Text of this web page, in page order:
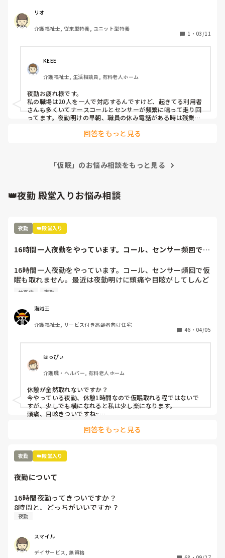
明け⇒残業の日は、少しでも寝れてないと地獄だ🤪🤪
同じ夜勤の方、あと少しで朝です🔥
リオ
介護福祉士, 従来型特養, ユニット型特養
1 ・ 03/11
KEEE
介護福祉士, 生活相談員, 有料老人ホーム
夜勤お疲れ様です。
私の職場は20人を一人で対応するんですけど、起きてる利用者
さんも多くいてナースコールとセンサーが頻繁に鳴って走り回
ってます。夜勤明けの早朝、職員の休み電話がある時は残業確
回答をもっと見る
「仮眠」のお悩み相談をもっと見る
👑夜勤 殿堂入りお悩み相談
夜勤 👑殿堂入り
16時間一人夜勤をやっています。コール、センサー頻回で仮
16時間一人夜勤をやっています。コール、センサー頻回で仮
眠も取れません。最近は夜勤明けに頭痛や目眩がしてしんど
いです(--;)
サ高住 夜勤
海賊王
介護福祉士, サービス付き高齢者向け住宅
46 ・ 04/05
はっぴぃ
介護職・ヘルパー, 有料老人ホーム
休憩が全然取れないですか？
今やっている夜勤、休憩1時間なので仮眠取れる程ではないで
すが、少しでも横になれると私は少し楽になります。
頭痛、目眩きついですね~
回答をもっと見る
夜勤 👑殿堂入り
夜勤について
16時間夜勤ってきついですか？
8時間と、どっちがいいですか？
夜勤
スマイル
デイサービス, 無資格